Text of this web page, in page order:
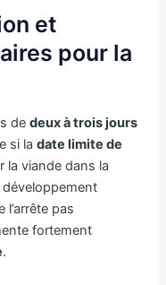
et
pour la
dedeux à trois jours
si ladate limite de
la viande dans la
l’arrête pas
fortement
.